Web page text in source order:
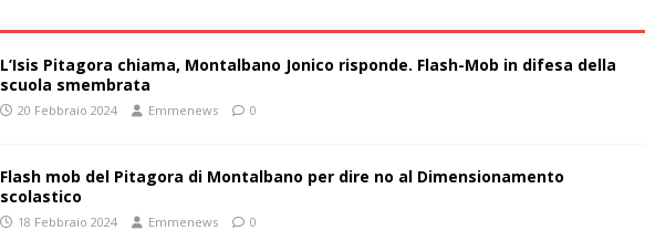
L’Isis Pitagora chiama, Montalbano Jonico risponde. Flash-Mob in difesa della
scuola smembrata
20 Febbraio 2024 Emmenews 0
Flash mob del Pitagora di Montalbano per dire no al Dimensionamento
scolastico
18 Febbraio 2024 Emmenews 0